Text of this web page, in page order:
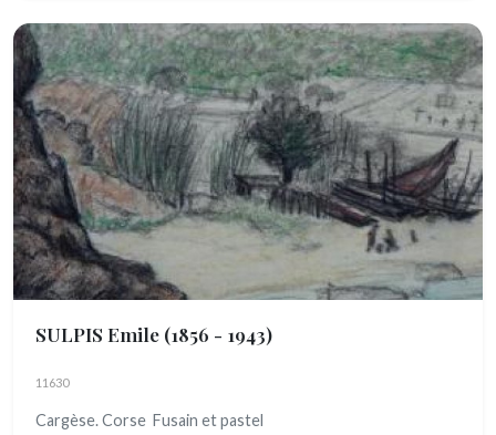
SULPIS Emile (1856 - 1943)
11630
Cargèse. Corse Fusain et pastel